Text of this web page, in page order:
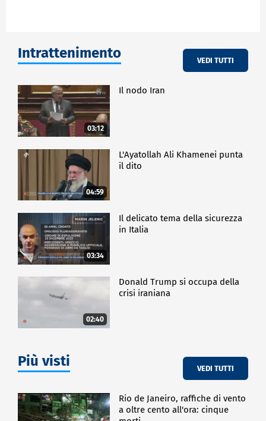
Intrattenimento VEDI TUTTI
03:12
Il nodo Iran
04:59
L'Ayatollah Ali Khamenei punta
il dito
03:34
Il delicato tema della sicurezza
in Italia
02:40
Donald Trump si occupa della
crisi iraniana
Più visti VEDI TUTTI
Rio de Janeiro, raffiche di vento
a oltre cento all'ora: cinque